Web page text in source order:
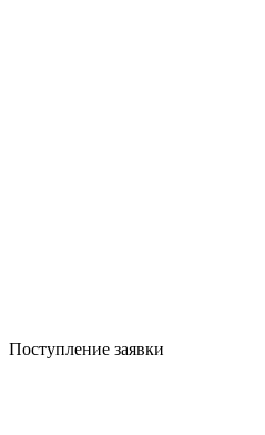
Поступление заявки